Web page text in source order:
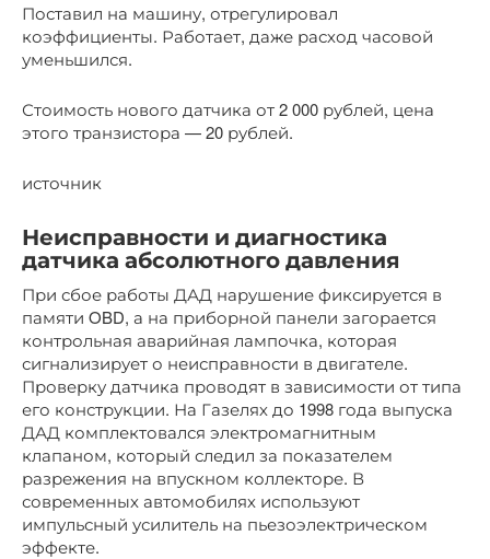
Поставил на машину, отрегулировал
коэффициенты. Работает, даже расход часовой
уменьшился.
Стоимость нового датчика от 2 000 рублей, цена
этого транзистора — 20 рублей.
источник
Неисправности и диагностика
датчика абсолютного давления
При сбое работы ДАД нарушение фиксируется в
памяти OBD, а на приборной панели загорается
контрольная аварийная лампочка, которая
сигнализирует о неисправности в двигателе.
Проверку датчика проводят в зависимости от типа
его конструкции. На Газелях до 1998 года выпуска
ДАД комплектовался электромагнитным
клапаном, который следил за показателем
разрежения на впускном коллекторе. В
современных автомобилях используют
импульсный усилитель на пьезоэлектрическом
эффекте.